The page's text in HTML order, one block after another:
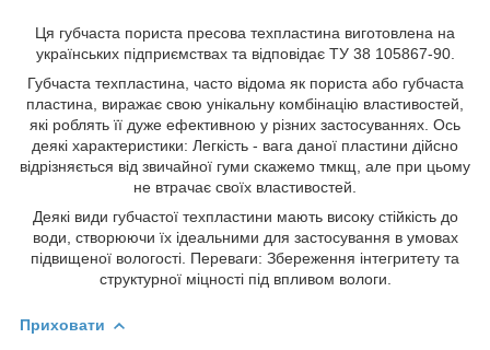
Ця губчаста пориста пресова техпластина виготовлена ​​на
українських підприємствах та відповідає ТУ 38 105867-90.
Губчаста техпластина, часто відома як пориста або губчаста
пластина, виражає свою унікальну комбінацію властивостей,
які роблять її дуже ефективною у різних застосуваннях. Ось
деякі характеристики: Легкість - вага даної пластини дійсно
відрізняється від звичайної гуми скажемо тмкщ, але при цьому
не втрачає своїх властивостей.
Деякі види губчастої техпластини мають високу стійкість до
води, створюючи їх ідеальними для застосування в умовах
підвищеної вологості. Переваги: ​​Збереження інтегритету та
структурної міцності під впливом вологи.
Приховати